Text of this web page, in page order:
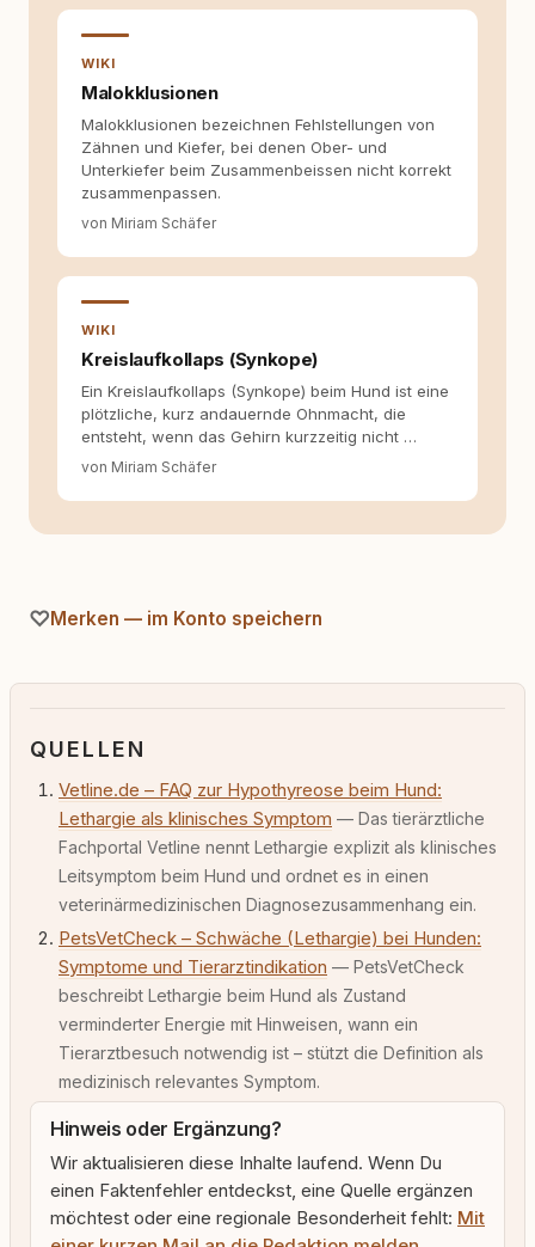
WIKI
Malokklusionen
Malokklusionen bezeichnen Fehlstellungen von
Zähnen und Kiefer, bei denen Ober- und
Unterkiefer beim Zusammenbeissen nicht korrekt
zusammenpassen.
von Miriam Schäfer
WIKI
Kreislaufkollaps (Synkope)
Ein Kreislaufkollaps (Synkope) beim Hund ist eine
plötzliche, kurz andauernde Ohnmacht, die
entsteht, wenn das Gehirn kurzzeitig nicht …
von Miriam Schäfer
Merken — im Konto speichern
QUELLEN
Vetline.de – FAQ zur Hypothyreose beim Hund:
Lethargie als klinisches Symptom — Das tierärztliche
Fachportal Vetline nennt Lethargie explizit als klinisches
Leitsymptom beim Hund und ordnet es in einen
veterinärmedizinischen Diagnosezusammenhang ein.
PetsVetCheck – Schwäche (Lethargie) bei Hunden:
Symptome und Tierarztindikation — PetsVetCheck
beschreibt Lethargie beim Hund als Zustand
verminderter Energie mit Hinweisen, wann ein
Tierarztbesuch notwendig ist – stützt die Definition als
medizinisch relevantes Symptom.
Hinweis oder Ergänzung?
Wir aktualisieren diese Inhalte laufend. Wenn Du
einen Faktenfehler entdeckst, eine Quelle ergänzen
möchtest oder eine regionale Besonderheit fehlt: Mit